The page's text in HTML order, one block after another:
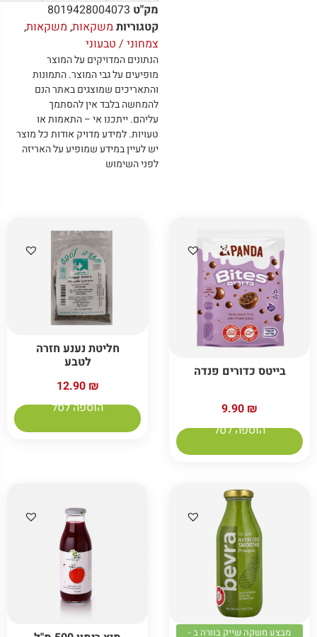
מק"ט8019428004073
קטגוריות משקאות,משקאות,
צמחוני / טבעוני
הנתונים המדויקים על המוצר
מופיעים על גבי המוצר.התמונות
והתאריכים שמוצגים באתר הנם
להמחשה בלבד אין להסתמך
עליהם.ייתכנו אי – התאמות או
טעויות.למידע מדויק אודות כל מוצר
יש לעיין במידע שמופיע על האריזה
לפני השימוש
בייטס כדורים פנדה
9.90
הוספה לסל
חליטת נענע חזרה
לטבע
12.90
הוספה לסל
מבצע משקה שייק בוורה ב -